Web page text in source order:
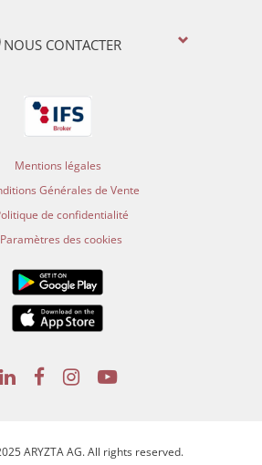
NOUS CONTACTER
Mentions légales
Générales de Vente
de confidentialité
Paramètres des cookies
ARYZTA AG. All rights reserved.